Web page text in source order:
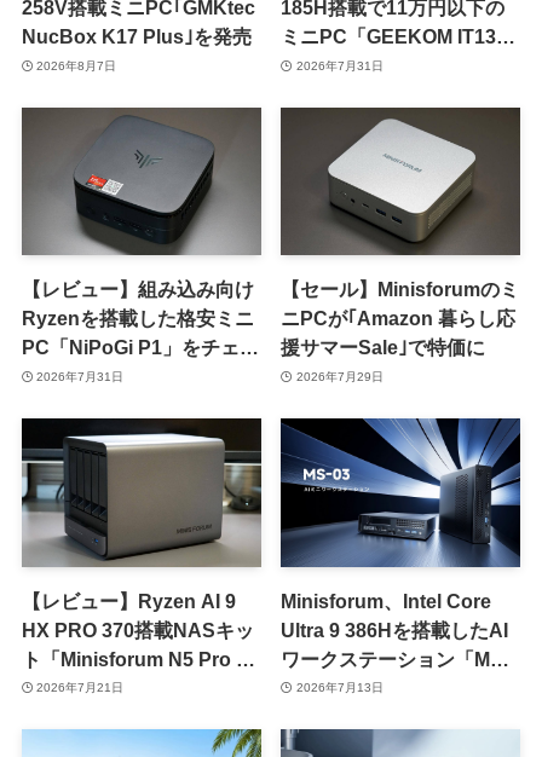
258V搭載ミニPC｢GMKtec
NucBox K17 Plus｣を発売
2026年8月7日
185H搭載で11万円以下の
ミニPC「GEEKOM IT13
Max」をチェック
2026年7月31日
【レビュー】組み込み向け
Ryzenを搭載した格安ミニ
PC「NiPoGi P1」をチェッ
ク ｰ 1年前の同価格帯モデ
2026年7月31日
【セール】Minisforumのミ
ニPCが｢Amazon 暮らし応
援サマーSale｣で特価に
2026年7月29日
【レビュー】Ryzen AI 9
HX PRO 370搭載NASキッ
ト「Minisforum N5 Pro AI
NAS」をチェック
2026年7月21日
Minisforum、Intel Core
Ultra 9 386Hを搭載したAI
ワークステーション「MS-
03」を発表
2026年7月13日